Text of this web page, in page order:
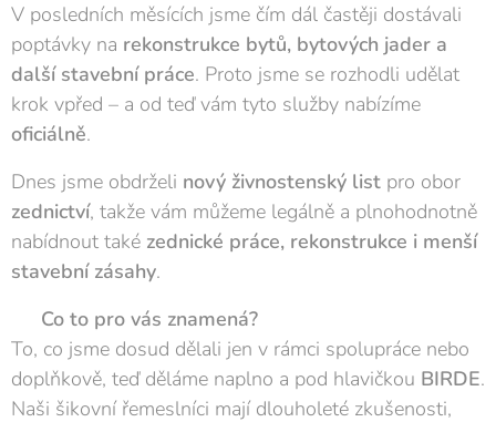
V posledních měsících jsme čím dál častěji dostávali
poptávky na rekonstrukce bytů, bytových jader a
další stavební práce. Proto jsme se rozhodli udělat
krok vpřed – a od teď vám tyto služby nabízíme
oficiálně.
Dnes jsme obdrželi nový živnostenský list pro obor
zednictví, takže vám můžeme legálně a plnohodnotně
nabídnout také zednické práce, rekonstrukce i menší
stavební zásahy.
Co to pro vás znamená?
To, co jsme dosud dělali jen v rámci spolupráce nebo
doplňkově, teď děláme naplno a pod hlavičkou BIRDE.
Naši šikovní řemeslníci mají dlouholeté zkušenosti,